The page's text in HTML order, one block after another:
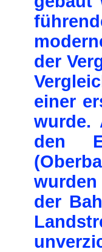
der
einer
wurde.
den
wurden
der